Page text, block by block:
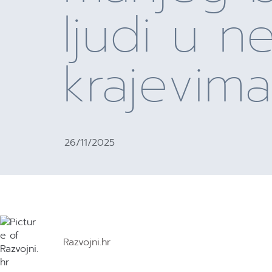
ljudi u
krajevima
26/11/2025
Razvojni.hr